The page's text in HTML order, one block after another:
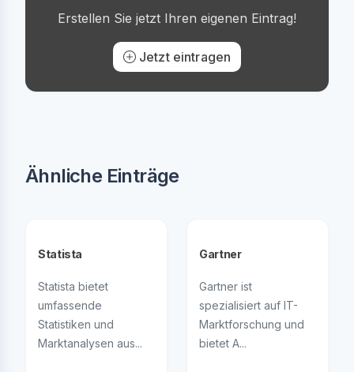
Erstellen Sie jetzt Ihren eigenen Eintrag!
Jetzt eintragen
Ähnliche Einträge
Statista
Statista bietet
umfassende
Statistiken und
Marktanalysen aus...
Gartner
Gartner ist
spezialisiert auf IT-
Marktforschung und
bietet A...